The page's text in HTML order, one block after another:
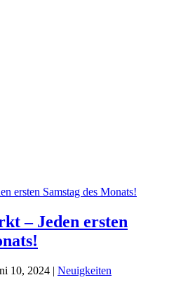
– Jeden ersten
10, 2024 | Neuigkeiten